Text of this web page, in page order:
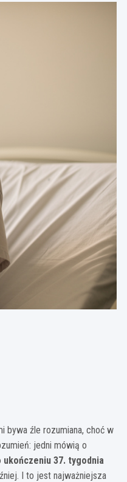
bywa źle rozumiana, choć w
jedni mówią o
37. tygodnia
I to jest najważniejsza